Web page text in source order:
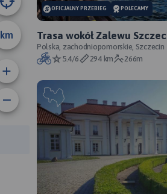
km
OFICJALNY PRZEBIEG POLECAMY
Trasa wokół Zalewu
- oficjalny przebieg szlaku
Polska, zachodniopomorskie, Szczecin
5.4/6
294 km 266m